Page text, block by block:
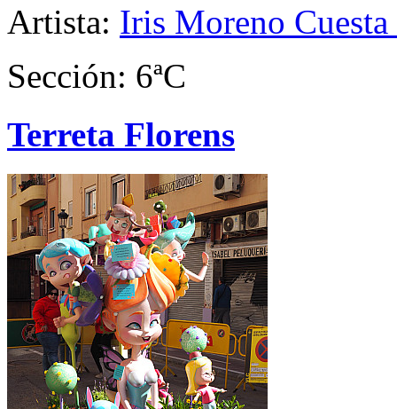
Artista: Iris Moreno
Sección: 6ªC
Terreta Florens